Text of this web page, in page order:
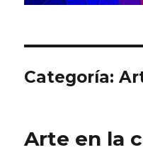
Categoría:
Arte en la